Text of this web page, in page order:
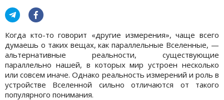
Когда кто-то говорит «другие измерения», чаще всего
думаешь о таких вещах, как параллельные Вселенные, —
альтернативные реальности, существующие
параллельно нашей, в которых мир устроен несколько
или совсем иначе. Однако реальность измерений и роль в
устройстве Вселенной сильно отличаются от такого
популярного понимания.